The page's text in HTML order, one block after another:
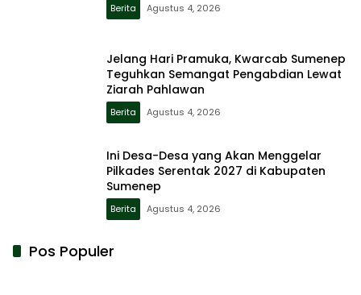
Berita Agustus 4, 2026
Jelang Hari Pramuka, Kwarcab Sumenep
Teguhkan Semangat Pengabdian Lewat
Ziarah Pahlawan
Berita Agustus 4, 2026
Ini Desa-Desa yang Akan Menggelar
Pilkades Serentak 2027 di Kabupaten
Sumenep
Berita Agustus 4, 2026
Pos Populer